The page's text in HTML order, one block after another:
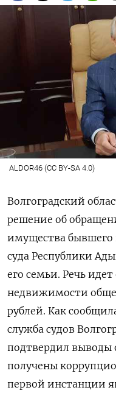
ALDOR46 (CC BY-SA 4.0)
Волгоградский
решение об
имущества бывшего
суда Республики
его семьи. Речь идет
недвижимости
рублей. Как
служба судов
подтвердил выводы
получены
первой инстанции